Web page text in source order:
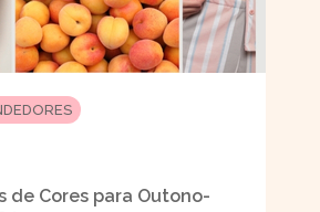
de Cores para Outono-